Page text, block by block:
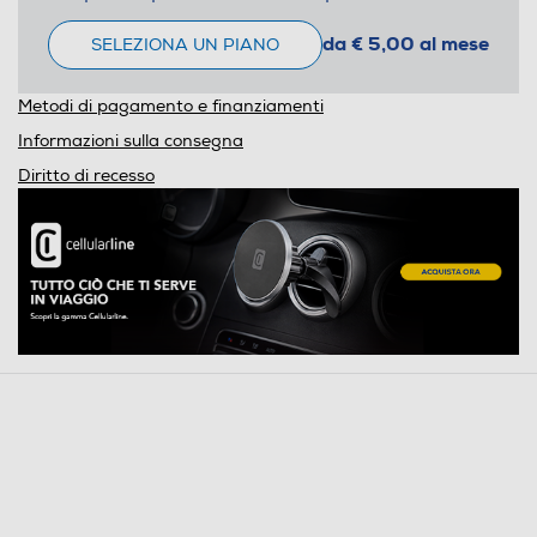
SELEZIONA UN PIANO da € 5,00 al mese
Metodi di pagamento e finanziamenti
Informazioni sulla consegna
Diritto di recesso